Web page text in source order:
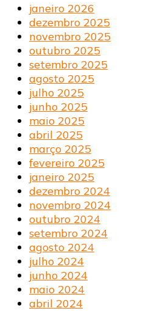
janeiro 2026
dezembro 2025
novembro 2025
outubro 2025
setembro 2025
agosto 2025
julho 2025
junho 2025
maio 2025
abril 2025
março 2025
fevereiro 2025
janeiro 2025
dezembro 2024
novembro 2024
outubro 2024
setembro 2024
agosto 2024
julho 2024
junho 2024
maio 2024
abril 2024